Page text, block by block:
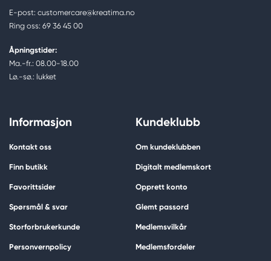
E-post: customercare@kreatima.no
Ring oss: 69 36 45 00
Åpningstider:
Ma.-fr.: 08.00-18.00
Lø.-sø.: lukket
Informasjon
Kontakt oss
Finn butikk
Favorittsider
Spørsmål & svar
Storforbrukerkunde
Personvernpolicy
Kundeklubb
Om kundeklubben
Digitalt medlemskort
Opprett konto
Glemt passord
Medlemsvilkår
Medlemsfordeler